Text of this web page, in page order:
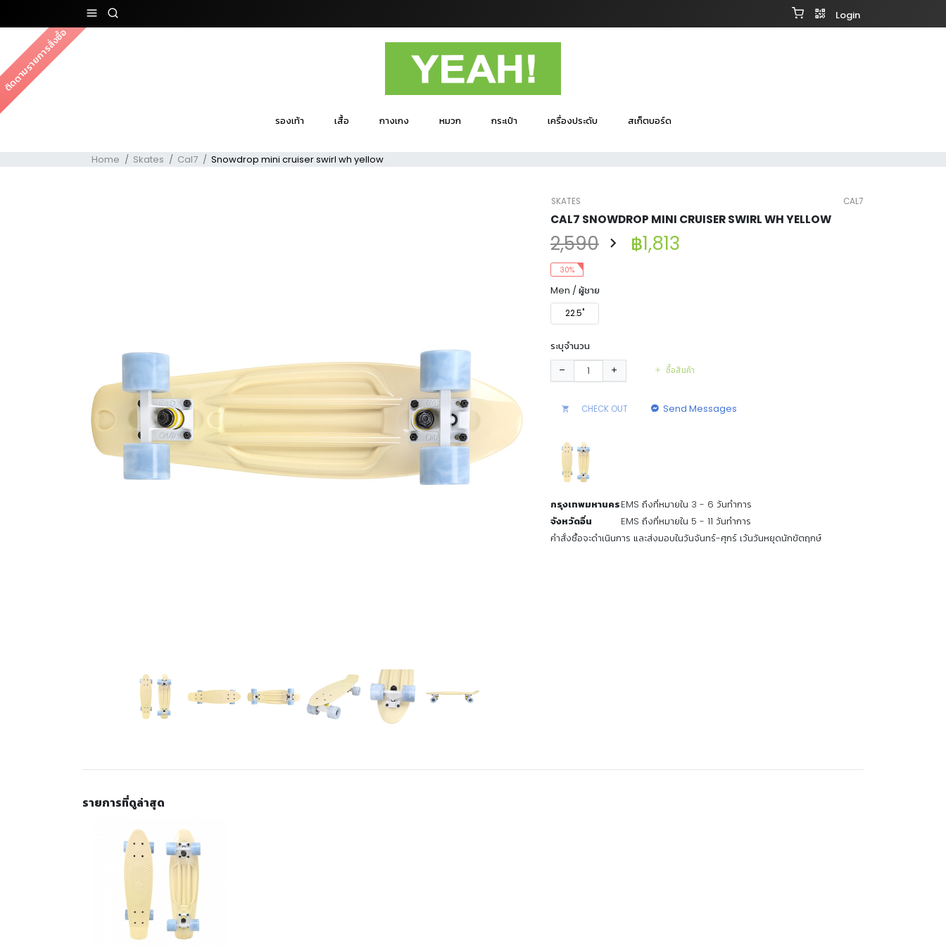
Login
รองเท้า เสื้อ กางเกง หมวก กระเป๋า เครื่องประดับ สเก็ตบอร์ด
ติดตามรายการสั่งซื้อ
Home Skates Cal7 Snowdrop mini cruiser swirl wh yellow
SKATES CAL7
CAL7 SNOWDROP MINI CRUISER SWIRL WH YELLOW
2,590 ฿1,813
30%
Men / ผู้ชาย
22.5"
ระบุจำนวน
ซื้อสินค้า
CHECK OUT Send Messages
กรุงเทพมหานครEMS ถึงที่หมายใน 3 - 6 วันทำการ
จังหวัดอื่น
EMS ถึงที่หมายใน 5 - 11 วันทำการ
คำสั่งซื้อจะดำเนินการ และส่งมอบในวันจันทร์-ศุกร์ เว้นวันหยุดนักขัตฤกษ์
รายการที่ดูล่าสุด